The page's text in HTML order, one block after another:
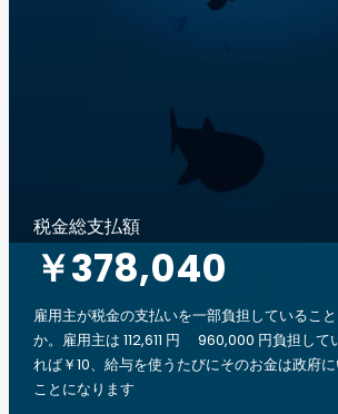
税金総支払額
￥378,040
雇用主が税金の支払いを一部負担しているこ
か。雇用主は 112,611 円 960,000 円負担して
れば￥10、給与を使うたびにそのお金は政府
ことになります